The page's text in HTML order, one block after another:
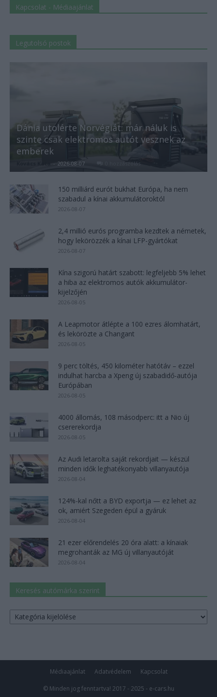
Kapcsolat - Médiaajánlat
Legutolsó postok
Dánia utolérte Norvégiát: már náluk is
szinte csak elektromos autót vesznek az
emberek
- 2026-08-07 0 hozzászólás
150 milliárd eurót bukhat Európa, ha nem
szabadul a kínai akkumulátoroktól
2026-08-07
2,4 millió eurós programba kezdtek a németek,
hogy lekörözzék a kínai LFP-gyártókat
2026-08-07
Kína szigorú határt szabott: legfeljebb 5% lehet
a hiba az elektromos autók akkumulátor-
kijelzőjén
2026-08-05
A Leapmotor átlépte a 100 ezres álomhatárt,
és lekörözte a Changant
2026-08-05
9 perc töltés, 450 kilométer hatótáv – ezzel
indulhat harcba a Xpeng új szabadidő-autója
Európában
2026-08-05
4000 állomás, 108 másodperc: itt a Nio új
csererekordja
2026-08-05
Az Audi letarolta saját rekordjait — készül
minden idők leghatékonyabb villanyautója
2026-08-04
124%-kal nőtt a BYD exportja — ez lehet az
ok, amiért Szegeden épül a gyáruk
2026-08-04
21 ezer előrendelés 20 óra alatt: a kínaiak
megrohanták az MG új villanyautóját
2026-08-04
Keresés autómárka szerint
Keresés
autómárka
Médiaajánlat Adatvédelem Kapcsolat
© Minden jog fenntartva! 2017 - 2025 - e-cars.hu